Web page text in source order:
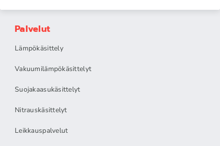
Palvelut
Lämpökäsittely
Vakuumilämpökäsittelyt
Suojakaasukäsittelyt
Nitrauskäsittelyt
Leikkauspalvelut